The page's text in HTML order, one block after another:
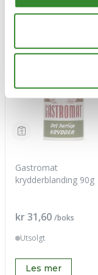
Mest besøkt
Gastromat
krydderblanding 90g
Pris
kr 31,60 /boks
Utsolgt
Les mer